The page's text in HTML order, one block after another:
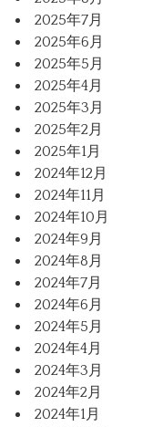
2025年7月
2025年6月
2025年5月
2025年4月
2025年3月
2025年2月
2025年1月
2024年12月
2024年11月
2024年10月
2024年9月
2024年8月
2024年7月
2024年6月
2024年5月
2024年4月
2024年3月
2024年2月
2024年1月